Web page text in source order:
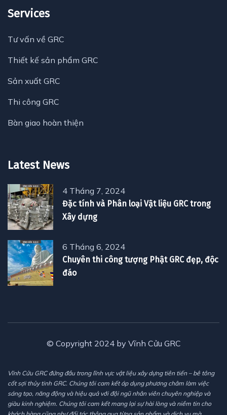
Services
Tư vấn về GRC
Thiết kế sản phẩm GRC
Sản xuất GRC
Thi công GRC
Bàn giao hoàn thiện
Latest News
4 Tháng 7, 2024
Đặc tính và Phân loại Vật liệu GRC trong
Xây dựng
6 Tháng 6, 2024
Chuyên thi công tượng Phật GRC đẹp, độc
đáo
© Copyright 2024 by Vĩnh Cửu GRC
Vĩnh Cửu GRC đứng đầu trong lĩnh vực vật liệu xây dựng tiên tiến – bê tông
cốt sợi thủy tinh GRC. Chúng tôi cam kết áp dụng phương châm làm việc
sáng tạo, năng động và hiệu quả với đội ngũ nhân viên chuyên nghiệp và
giàu kinh nghiệm. Chúng tôi cam kết mang lại sự hài lòng và niềm tin cho